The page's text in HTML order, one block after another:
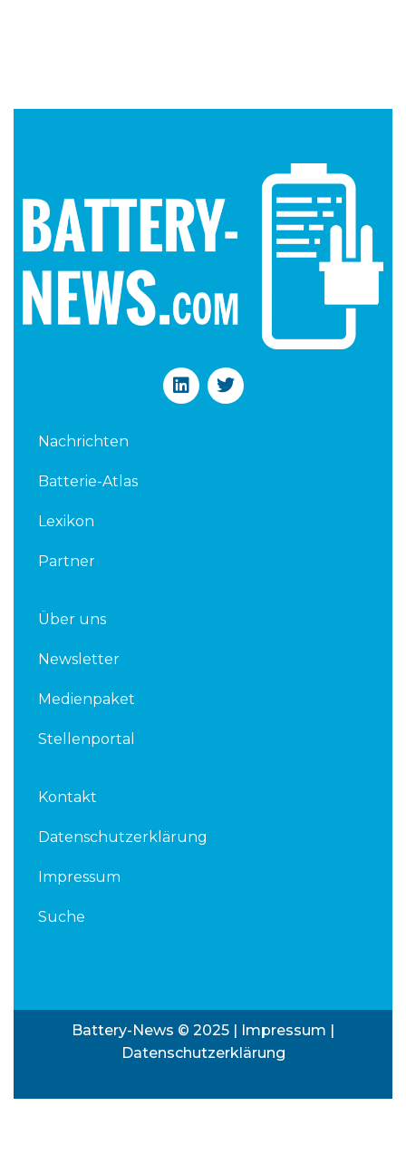
L
i
T
w
Nachrichten
Batterie-Atlas
Lexikon
Partner
Über uns
Newsletter
Medienpaket
Stellenportal
Kontakt
Datenschutzerklärung
Impressum
Suche
Battery-News © 2025 | Impressum |
Datenschutzerklärung